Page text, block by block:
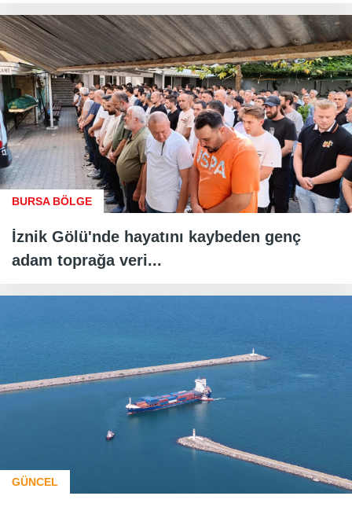
BURSA BÖLGE
İznik Gölü'nde hayatını kaybeden genç
adam toprağa veri...
GÜNCEL